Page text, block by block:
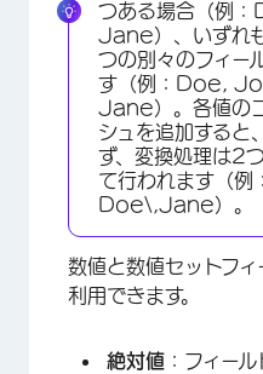
つある場合（例
Jane）、いずれ
つの別々のフィー
す（例：Doe,
Jane）。各値の
シュを追加すると
ず、変換処理は2
て行われます（
Doe\,Jane）。
数値と数値セットフ
利用できます。
絶対値 ：フィー